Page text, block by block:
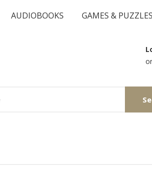
AUDIOBOOKS GAMES & PUZZLES
or